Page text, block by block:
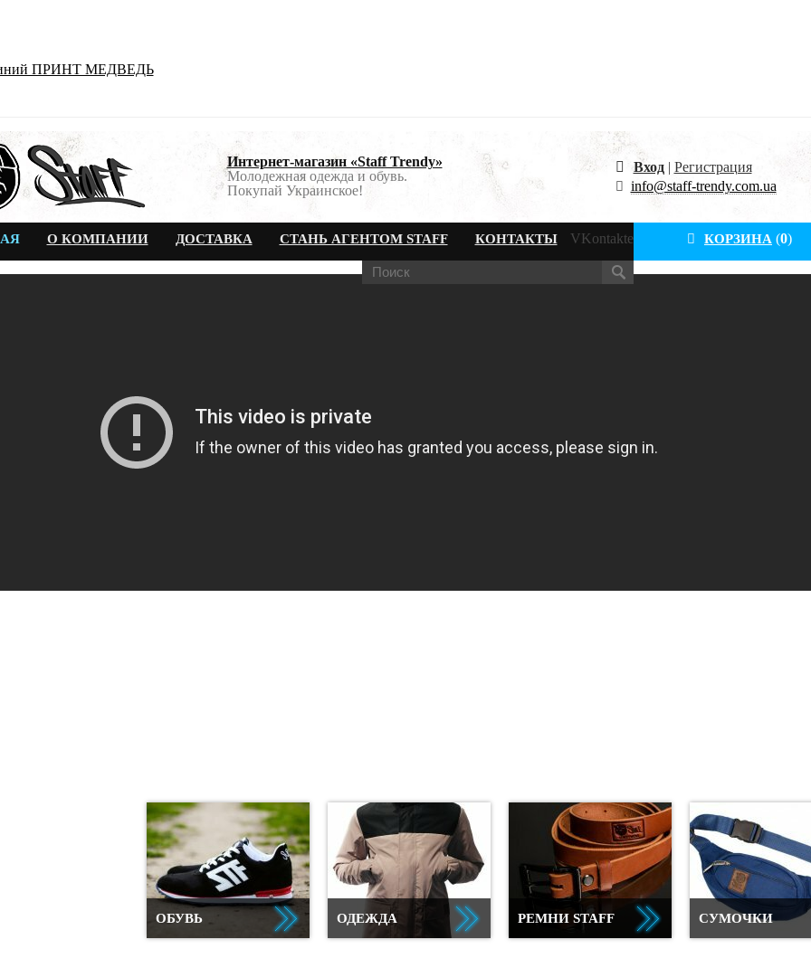
ПРИНТ МЕДВЕДЬ
Интернет-магазин «Staff Trendy»
Молодежная одежда и обувь.
Покупай Украинское!
Вход| Регистрация
info@staff-trendy.com.ua
О КОМПАНИИ ДОСТАВКА СТАНЬ АГЕНТОМ STAFF КОНТАКТЫ VKontakte КОРЗИНА (0)
ОБУВЬ ОДЕЖДА РЕМНИ STAFF СУМОЧКИ